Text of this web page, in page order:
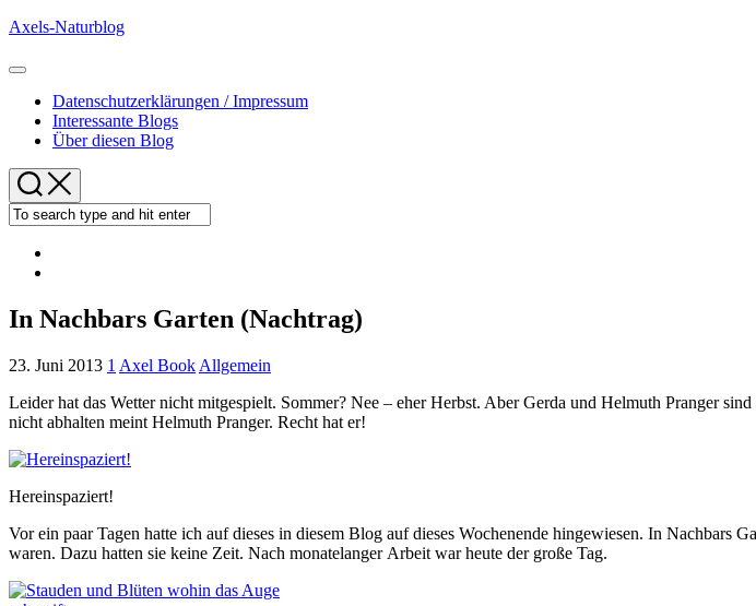
Skip
content
Axels-Naturblog
Expand
Datenschutzerklärungen / Impressum
Interessante Blogs
Über diesen Blog
In Nachbars Garten (Nachtrag)
23. Juni 2013 1 Axel Book Allgemein
Leider hat das Wetter nicht mitgespielt. Sommer? Nee – eher Herbst. Aber Gerda und Helmuth Pranger
nicht abhalten meint Helmuth Pranger. Recht hat er!
Hereinspaziert!
Vor ein paar Tagen hatte ich auf dieses in diesem Blog auf dieses Wochenende hingewiesen. In Nachbars
waren. Dazu hatten sie keine Zeit. Nach monatelanger Arbeit war heute der große Tag.